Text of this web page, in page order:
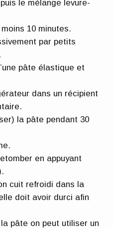
le mélange levure-
10 minutes.
par petits
pâte élastique et
dans un récipient
la pâte pendant 30
en appuyant
cuit refroidi dans la
doit avoir durci afin
pâte on peut utiliser un